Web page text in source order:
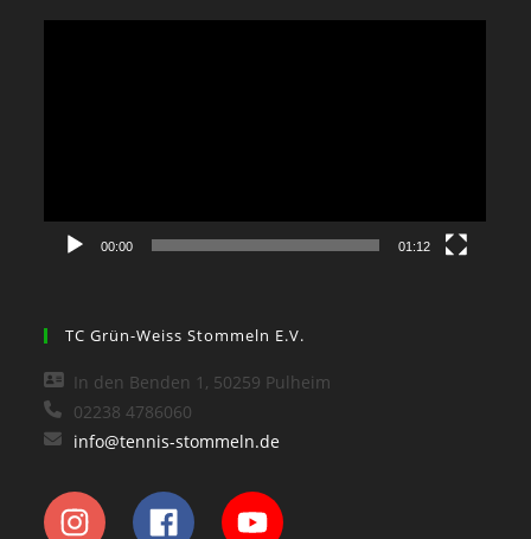
00:00 01:12
TC Grün-Weiss Stommeln E.V.
In den Benden 1, 50259 Pulheim
02238 4786060
info@tennis-stommeln.de